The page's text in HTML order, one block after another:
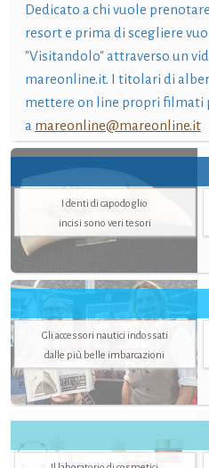
Dedicato a chi vuole
resort e prima di scegliere
"Visitandolo" attraverso un
mareonline.it. I titolari di
mettere on line propri filmati
a mareonline@mareonline.it
I denti di capodoglio
incisi sono veri tesori
Gli accessori nautici indossati
dalle più belle imbarcazioni